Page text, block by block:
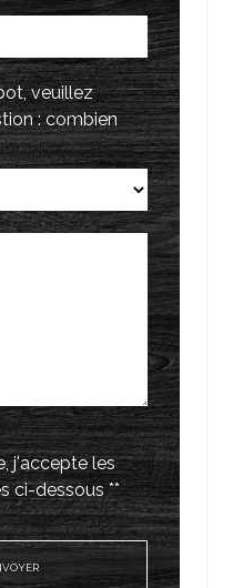
veuillez
: combien
j'accepte les
ci-dessous **